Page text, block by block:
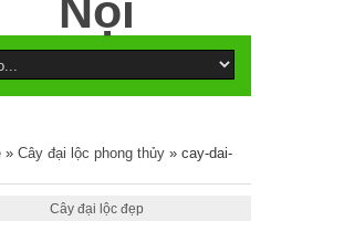
» Cây đại lộc phong thủy » cay-dai-
Cây đại lộc đẹp